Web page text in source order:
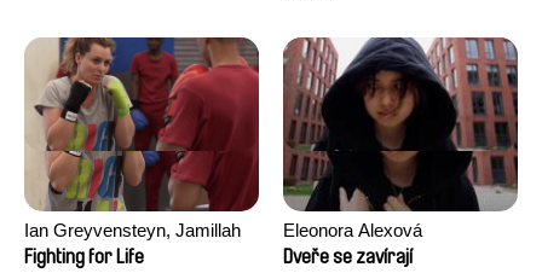
Ian Greyvensteyn, Jamillah
van der Hulst
Fighting for Life
Eleonora Alexová
Dveře se zavírají